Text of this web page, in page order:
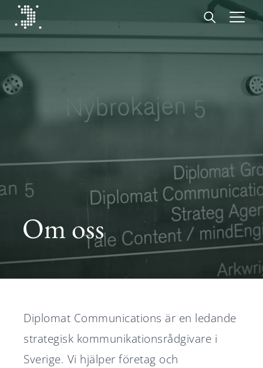
Hoppa till innehåll
Diplomat Communications
Om oss
Diplomat Communications är en ledande
strategisk kommunikationsrådgivare i
Sverige. Vi hjälper företag och
Vår expertis
Medarbetare
Om oss
Kontakt
Svenska